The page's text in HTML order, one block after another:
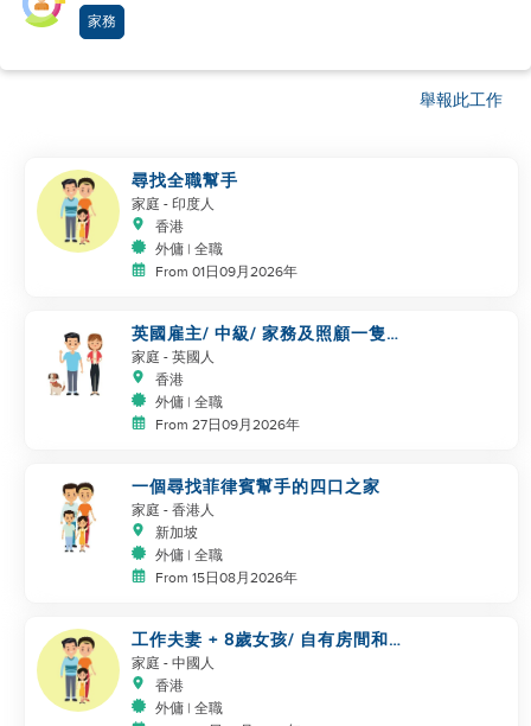
家務
舉報此工作
尋找全職幫手
家庭 - 印度人
香港
外傭 | 全職
From 01日09月2026年
英國雇主/ 中級/ 家務及照顧一隻
狗
家庭 - 英國人
香港
外傭 | 全職
From 27日09月2026年
一個尋找菲律賓幫手的四口之家
家庭 - 香港人
新加坡
外傭 | 全職
From 15日08月2026年
工作夫妻 + 8歲女孩/ 自有房間和
洗手間/ 5500-6000
家庭 - 中國人
香港
外傭 | 全職